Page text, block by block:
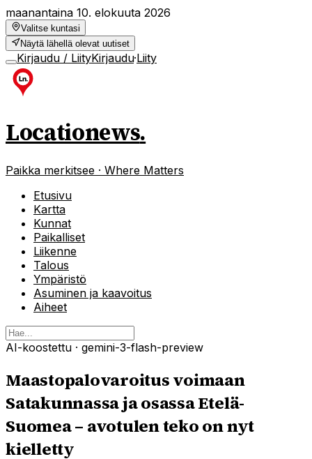
maanantaina 10. elokuuta 2026
Valitse kuntasi
Näytä lähellä olevat uutiset
Kirjaudu / LiityKirjaudu·Liity
Locationews.
Paikka merkitsee · Where Matters
Etusivu
Kartta
Kunnat
Paikalliset
Liikenne
Talous
Ympäristö
Asuminen ja kaavoitus
Aiheet
AI-koostettu · gemini-3-flash-preview
Maastopalovaroitus voimaan
Satakunnassa ja osassa Etelä-
Suomea – avotulen teko on nyt
kielletty